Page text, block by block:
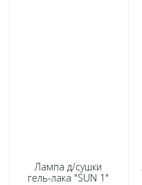
Лампа д/сушки
гель-лака "SUN 1"